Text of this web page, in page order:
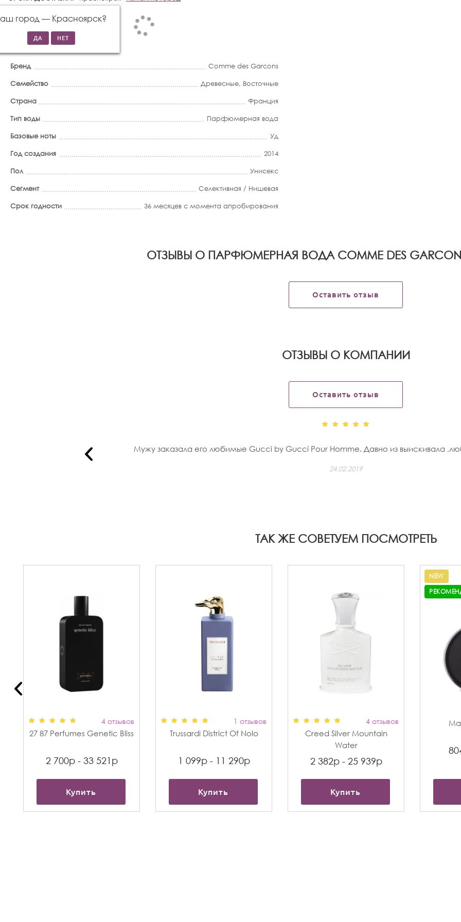
город — Красноярск?
Бренд
Comme des Garcons
Семейство
Древесные, Восточные
Страна
Франция
Тип воды
Парфюмерная вода
Базовые ноты
Уд
Год создания
2014
Пол
Унисекс
Сегмент
Селективная / Нишевая
Срок годности
36 месяцев с момента апробирования
ОТЗЫВЫ О ПАРФЮМЕРНАЯ ВОДА COMME DES
Оставить отзыв
OТЗЫВЫ О КОМПАНИИ
Оставить отзыв
Мужу заказала его любимые Gucci by Gucci Pour Homme. Давно из выискивала
24.02.2019
ТАК ЖЕ СОВЕТУЕМ ПОСМОТРЕТЬ
4 отзывов
27 87 Perfumes Genetic Bliss
2 700р - 33 521р
Купить
1 отзывов
Trussardi District Of Nolo
1 099р - 11 290р
Купить
4 отзывов
Creed Silver Mountain
Water
2 382р - 25 939р
Купить
NEW